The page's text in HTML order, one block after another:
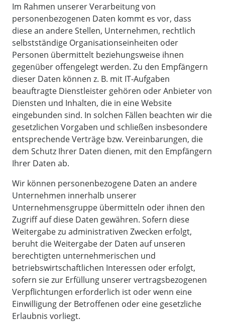
Im Rahmen unserer Verarbeitung von
personenbezogenen Daten kommt es vor, dass
diese an andere Stellen, Unternehmen, rechtlich
selbstständige Organisationseinheiten oder
Personen übermittelt beziehungsweise ihnen
gegenüber offengelegt werden. Zu den Empfängern
dieser Daten können z. B. mit IT-Aufgaben
beauftragte Dienstleister gehören oder Anbieter von
Diensten und Inhalten, die in eine Website
eingebunden sind. In solchen Fällen beachten wir die
gesetzlichen Vorgaben und schließen insbesondere
entsprechende Verträge bzw. Vereinbarungen, die
dem Schutz Ihrer Daten dienen, mit den Empfängern
Ihrer Daten ab.
Wir können personenbezogene Daten an andere
Unternehmen innerhalb unserer
Unternehmensgruppe übermitteln oder ihnen den
Zugriff auf diese Daten gewähren. Sofern diese
Weitergabe zu administrativen Zwecken erfolgt,
beruht die Weitergabe der Daten auf unseren
berechtigten unternehmerischen und
betriebswirtschaftlichen Interessen oder erfolgt,
sofern sie zur Erfüllung unserer vertragsbezogenen
Verpflichtungen erforderlich ist oder wenn eine
Einwilligung der Betroffenen oder eine gesetzliche
Erlaubnis vorliegt.